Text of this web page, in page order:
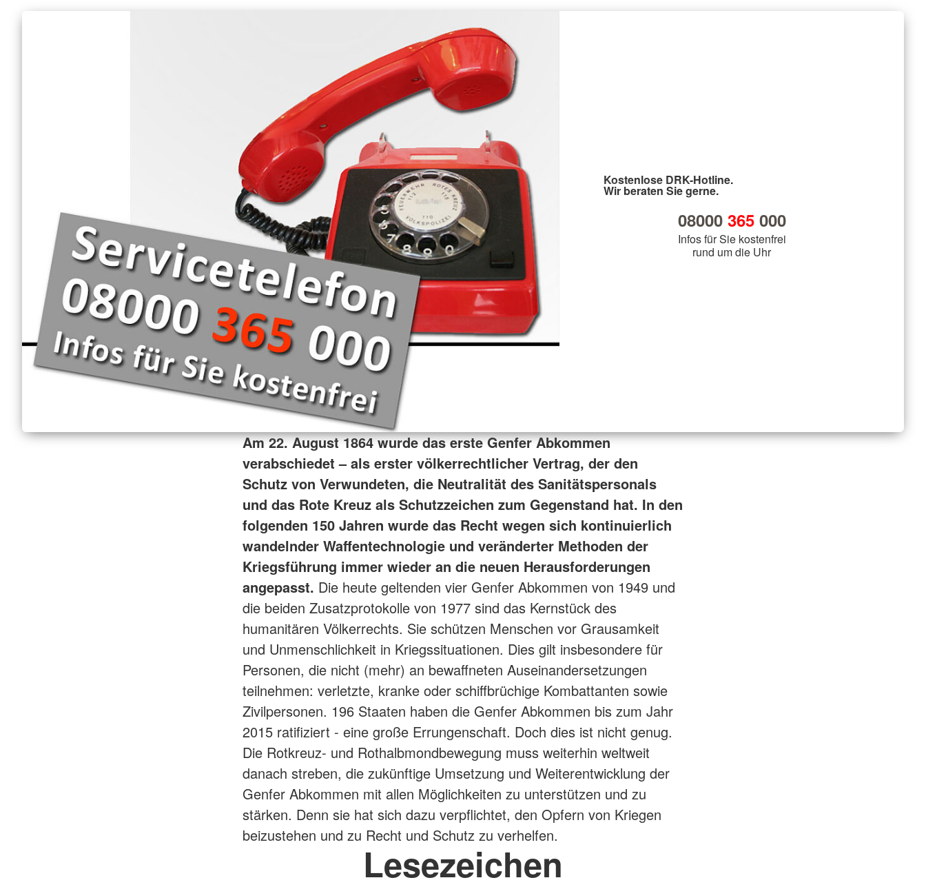
Kostenlose DRK-Hotline.
Wir beraten Sie gerne.
08000 365000
Infos für Sie kostenfrei
rund um die Uhr
Am 22. August 1864 wurde das erste Genfer Abkommen
verabschiedet – als erster völkerrechtlicher Vertrag, der den
Schutz von Verwundeten, die Neutralität des Sanitätspersonals
und das Rote Kreuz als Schutzzeichen zum Gegenstand hat. In den
folgenden 150 Jahren wurde das Recht wegen sich kontinuierlich
wandelnder Waffentechnologie und veränderter Methoden der
Kriegsführung immer wieder an die neuen Herausforderungen
angepasst. Die heute geltenden vier Genfer Abkommen von 1949 und
die beiden Zusatzprotokolle von 1977 sind das Kernstück des
humanitären Völkerrechts. Sie schützen Menschen vor Grausamkeit
und Unmenschlichkeit in Kriegssituationen. Dies gilt insbesondere für
Personen, die nicht (mehr) an bewaffneten Auseinandersetzungen
teilnehmen: verletzte, kranke oder schiffbrüchige Kombattanten sowie
Zivilpersonen. 196 Staaten haben die Genfer Abkommen bis zum Jahr
2015 ratifiziert - eine große Errungenschaft. Doch dies ist nicht genug.
Die Rotkreuz- und Rothalbmondbewegung muss weiterhin weltweit
danach streben, die zukünftige Umsetzung und Weiterentwicklung der
Genfer Abkommen mit allen Möglichkeiten zu unterstützen und zu
stärken. Denn sie hat sich dazu verpflichtet, den Opfern von Kriegen
beizustehen und zu Recht und Schutz zu verhelfen.
Lesezeichen